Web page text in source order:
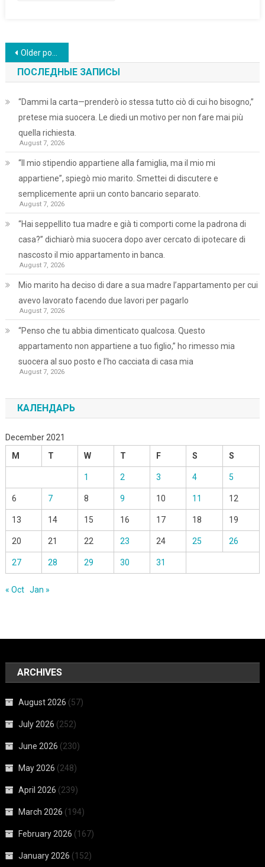
Posts
navigation
Older posts
ПОСЛЕДНЫЕ ЗАПИСЫ
“Dammi la carta—prenderò io stessa tutto ciò di cui ho bisogno,”
pretese mia suocera. Le diedi un motivo per non fare mai più
quella richiesta.
August 7, 2026
“Il mio stipendio appartiene alla famiglia, ma il mio mi
appartiene”, spiegò mio marito. Smettei di discutere e
semplicemente aprii un conto bancario separato.
August 7, 2026
“Hai seppellito tua madre e già ti comporti come la padrona di
casa?” dichiarò mia suocera dopo aver cercato di ipotecare di
nascosto il mio appartamento in banca.
August 7, 2026
Mio marito ha deciso di dare a sua madre l’appartamento per cui
avevo lavorato facendo due lavori per pagarlo
August 7, 2026
“Penso che tu abbia dimenticato qualcosa. Questo
appartamento non appartiene a tuo figlio,” ho rimesso mia
suocera al suo posto e l’ho cacciata di casa mia
August 7, 2026
КАЛЕНДАРЬ
December 2021
M
T W T F S S
1 2 3 4 5
6 7 8 9 10 11 12
13 14 15 16 17 18 19
20 21 22 23 24 25 26
27 28 29 30 31
« Oct Jan »
ARCHIVES
August 2026 (57)
July 2026 (252)
June 2026 (230)
May 2026 (248)
April 2026 (239)
March 2026 (194)
February 2026 (167)
January 2026 (152)